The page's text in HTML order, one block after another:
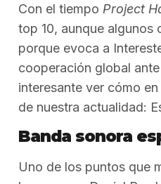
Con el tiempo Project
top 10, aunque algunos
porque evoca a
cooperación global
interesante ver cómo
de nuestra actualidad:
Banda sonora
Uno de los puntos que